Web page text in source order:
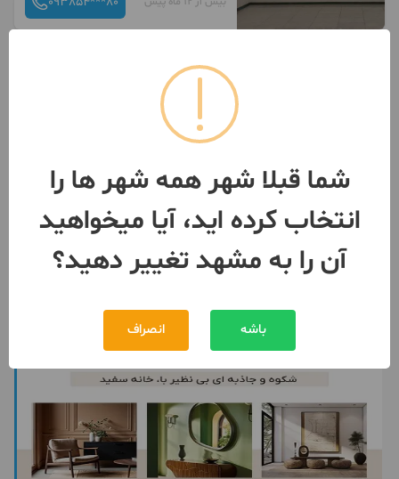
۷۵متر دو خواب سند آماده
مشهد
مبلغ
1,500,000,000 تومان
بیش از 12 ماه پیش 099061***90
شما قبلا شهر همه شهر ها را
انتخاب کرده اید، آیا میخواهید
آن را به مشهد تغییر دهید؟
باشه انصراف